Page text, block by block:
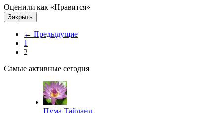
Оценили как «Нравится»
Закрыть
← Предыдущие
1
2
Самые активные сегодня
Пума Тайланд